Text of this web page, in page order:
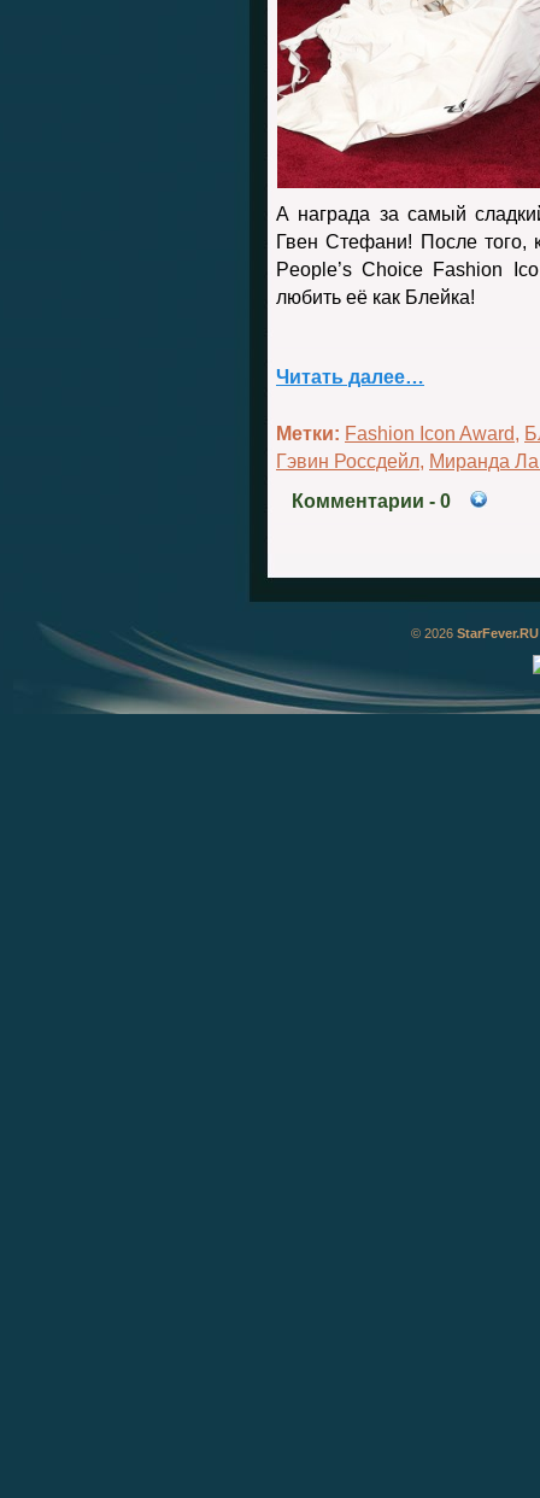
А награда за самый
Гвен Стефани! После того,
People’s Choice Fashion
любить её как Блейка!
Читать далее…
Метки: Fashion Icon Award,
Гэвин Россдейл, Миранда
Комментарии - 0
© 2026 StarFever.RU